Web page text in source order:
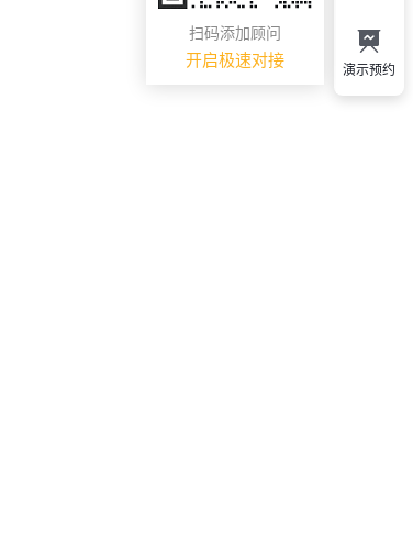
扫码添加顾问
开启极速对接 演示预约